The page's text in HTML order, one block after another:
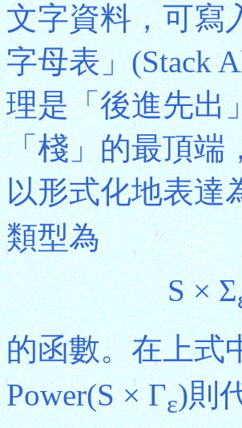
文字資料，可寫
字母表」(Stack
理是「後進先出
「棧」的最頂端
以形式化地表達
類型為
S × Σ
的函數。在上式
Power(S × Γε)則